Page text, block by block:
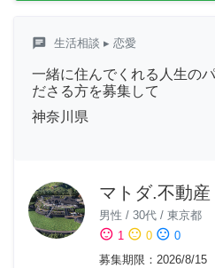
chat 生活相談 ▸ 恋愛
一緒に住んでくれる人生の
ださる方を募集して
神奈川県
マトダ.不動
男性 / 30代 / 東京都
sentiment_satisfied 1 sentiment_neutral 0 sentiment_dissatisfied 0
募集期限 ： 2026/8/15